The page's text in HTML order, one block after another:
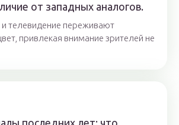
от западных аналогов.
и телевидение переживают
привлекая внимание зрителей не
последних лет: что